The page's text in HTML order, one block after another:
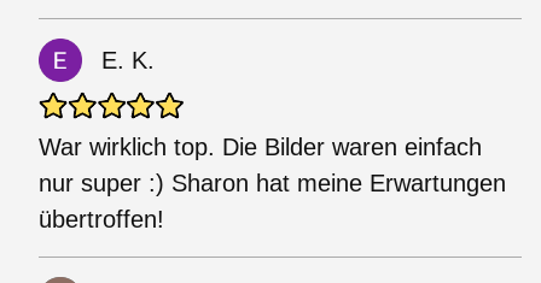
E. K.
War wirklich top. Die Bilder waren einfach
nur super :) Sharon hat meine Erwartungen
übertroffen!